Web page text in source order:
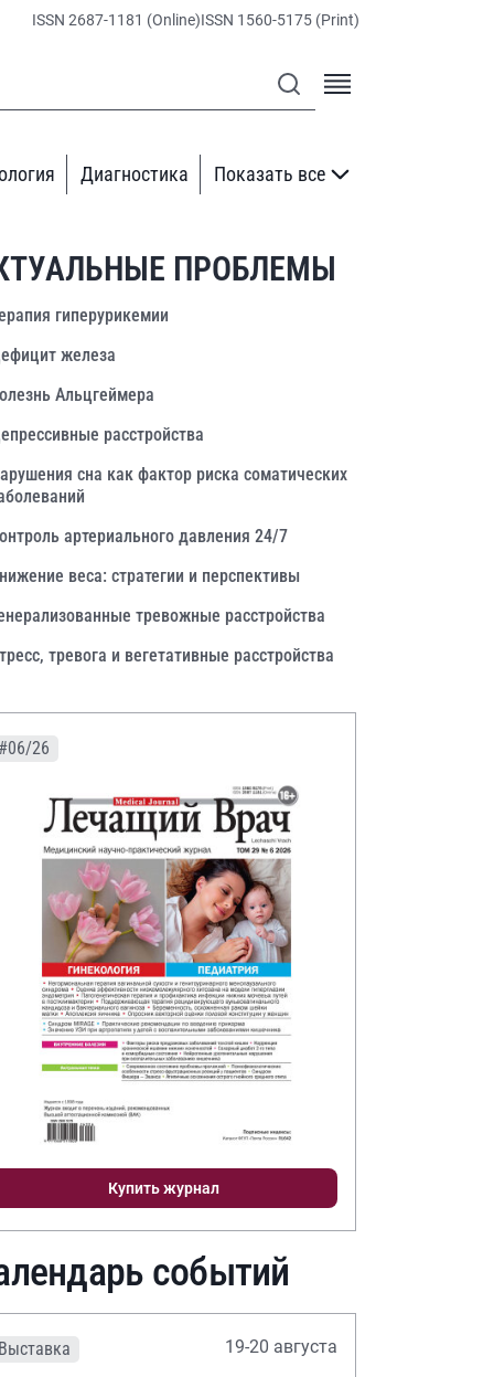
ISSN 2687-1181 (Online)ISSN 1560-5175 (Print)
Диагностика Показать все
ПРОБЛЕМЫ
гиперурикемии
железа
Альцгеймера
расстройства
сна как фактор риска соматических
артериального давления 24/7
веса: стратегии и перспективы
тревожные расстройства
тревога и вегетативные расстройства
#06/26
Купить журнал
событий
Выставка 19-20 августа